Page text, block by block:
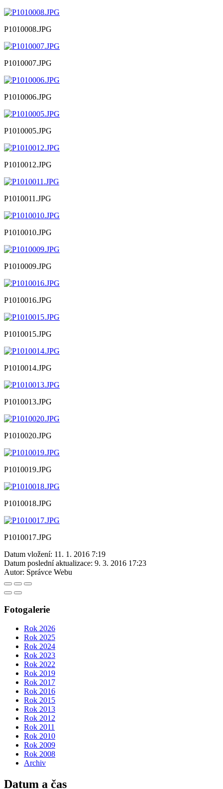
P1010008.JPG
P1010007.JPG
P1010006.JPG
P1010005.JPG
P1010012.JPG
P1010011.JPG
P1010010.JPG
P1010009.JPG
P1010016.JPG
P1010015.JPG
P1010014.JPG
P1010013.JPG
P1010020.JPG
P1010019.JPG
P1010018.JPG
P1010017.JPG
Datum vložení: 11. 1. 2016 7:19
Datum poslední aktualizace: 9. 3. 2016 17:23
Autor: Správce Webu
Fotogalerie
Rok 2026
Rok 2025
Rok 2024
Rok 2023
Rok 2022
Rok 2019
Rok 2017
Rok 2016
Rok 2015
Rok 2013
Rok 2012
Rok 2011
Rok 2010
Rok 2009
Rok 2008
Archiv
Datum a čas